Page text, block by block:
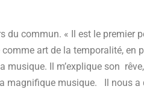
du commun. « Il est le premier
art de la temporalité, en
musique. Il m’explique son
magnifique musique. Il nous